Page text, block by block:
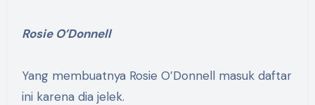
Rosie O’Donnell
Yang membuatnya Rosie O’Donnell masuk daftar
ini karena dia jelek.